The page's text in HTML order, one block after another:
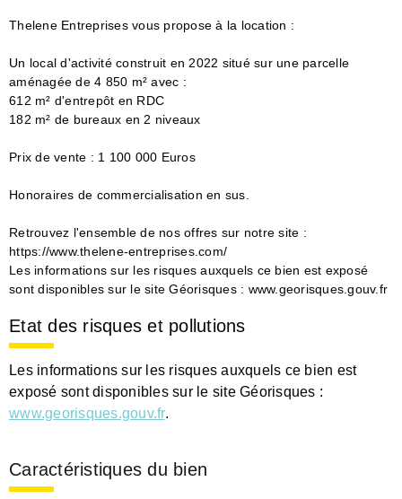
Thelene Entreprises vous propose à la location :
Un local d'activité construit en 2022 situé sur une parcelle
aménagée de 4 850 m² avec :
612 m² d'entrepôt en RDC
182 m² de bureaux en 2 niveaux
Prix de vente : 1 100 000 Euros
Honoraires de commercialisation en sus.
Retrouvez l'ensemble de nos offres sur notre site :
https://www.thelene-entreprises.com/
Les informations sur les risques auxquels ce bien est exposé
sont disponibles sur le site Géorisques : www.georisques.gouv.fr
Etat des risques et pollutions
Les informations sur les risques auxquels ce bien est
exposé sont disponibles sur le site Géorisques :
www.georisques.gouv.fr.
Caractéristiques du bien